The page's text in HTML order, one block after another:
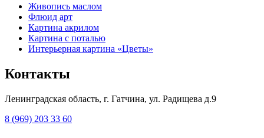
Живопись маслом
Флюид арт
Картина акрилом
Картина с поталью
Интерьерная картина «Цветы»
Контакты
Ленинградская область, г. Гатчина, ул. Радищева д.9
8 (969) 203 33 60